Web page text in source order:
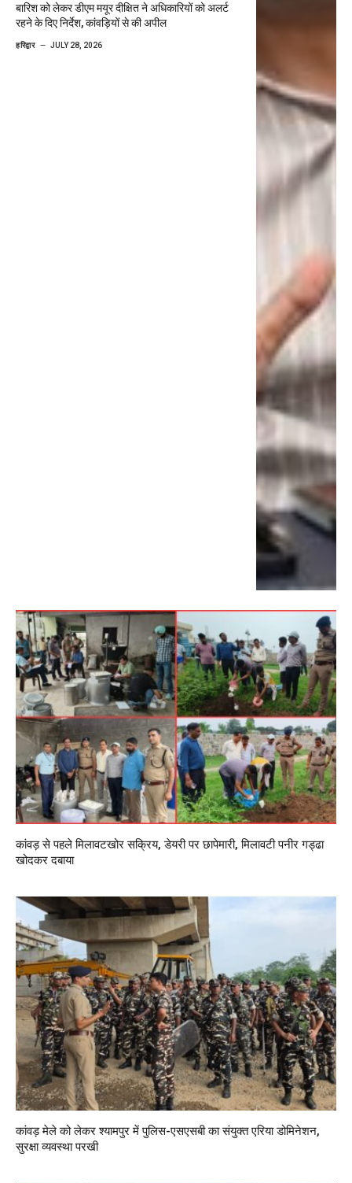
बारिश को लेकर डीएम मयूर दीक्षित ने अधिकारियों को अलर्ट
रहने के दिए निर्देश, कांवड़ियों से की अपील
हरिद्वार JULY 28, 2026
कांवड़ से पहले मिलावटखोर सक्रिय, डेयरी पर छापेमारी, मिलावटी पनीर गड्ढा
खोदकर दबाया
कांवड़ मेले को लेकर श्यामपुर में पुलिस-एसएसबी का संयुक्त एरिया डोमिनेशन,
सुरक्षा व्यवस्था परखी